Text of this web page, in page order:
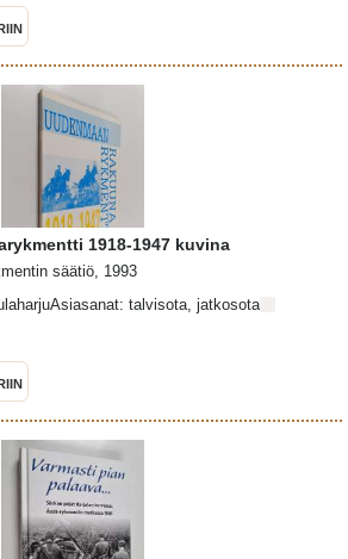
1918-1947 kuvina
säätiö, 1993
talvisota, jatkosota